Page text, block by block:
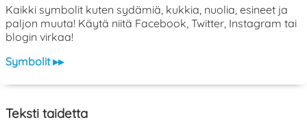
Kaikki symbolit kuten sydämiä, kukkia, nuolia, esineet ja
paljon muuta! Käytä niitä Facebook, Twitter, Instagram tai
blogin virkaa!
Symbolit ▸▸
Teksti taidetta